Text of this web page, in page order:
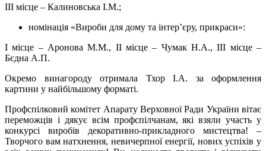
ІІІ місце – Калиновська І.М.;
номінація «Вироби для дому та інтер’єру, прикраси»:
І місце – Аронова М.М., ІІ місце – Чумак Н.А., ІІІ місце –
Бєдна А.П.
Окремо винагороду отримала Тхор І.А. за оформлення
картини у найбільшому форматі.
Профспілковий комітет Апарату Верховної Ради України вітає
переможців і дякує всім профспілчанам, які взяли участь у
конкурсі виробів декоративно-прикладного мистецтва! –
Творчого вам натхнення, невичерпної енергії, нових успіхів у